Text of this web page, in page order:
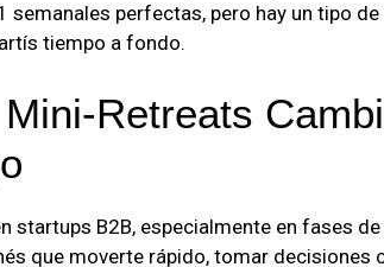
semanales perfectas, pero hay un tipo
tiempo a fondo.
Retreats
startups B2B, especialmente en fases
que moverte rápido, tomar